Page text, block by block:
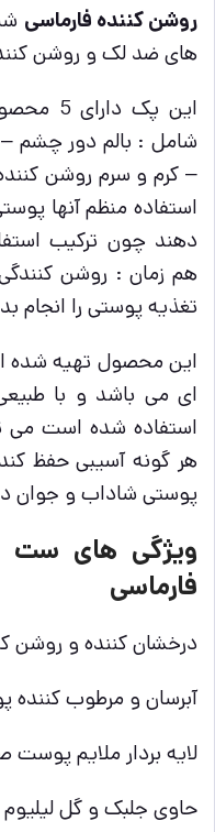
روشن کننده فارماسی
های ضد لک و روشن
این
شامل : بالم دور چشم
استفاده منظم آنها
دهند چون ترکیب
هم زمان : روشن
تغذیه پوستی را انجام
این محصول تهیه شده
ای می باشد و با
استفاده شده است می
هر گونه آسیبی حفظ
پوستی شاداب و جوان
ویژگی های ست
فارماسی
درخشان کننده و روشن
آبرسان و مرطوب
لایه بردار ملایم
حاوی جلبک و گل